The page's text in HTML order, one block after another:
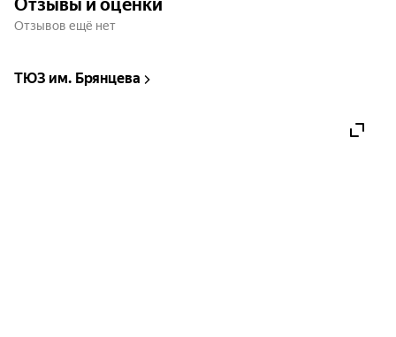
Отзывы и оценки
Отзывов ещё нет
ТЮЗ им. Брянцева